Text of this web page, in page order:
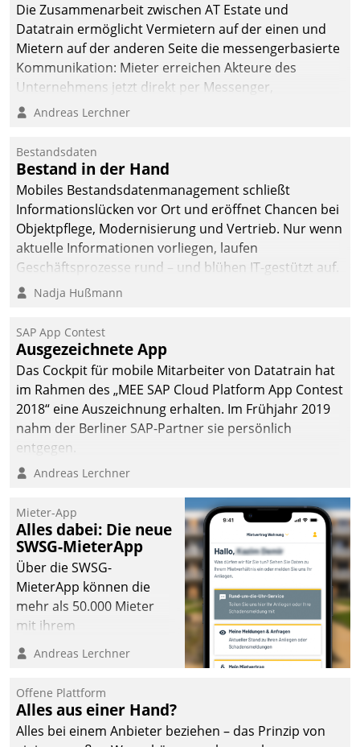
Die Zusammenarbeit zwischen AT Estate und
Datatrain ermöglicht Vermietern auf der einen und
Mietern auf der anderen Seite die messengerbasierte
Kommunikation: Mieter erreichen Akteure des
Unternehmens jetzt direkt per Messenger,
Mitarbeiter oder Dienstleister empfangen oder
Andreas Lerchner
Bestandsdaten
Bestand in der Hand
Mobiles Bestandsdatenmanagement schließt
Informationslücken vor Ort und eröffnet Chancen bei
Objektpflege, Modernisierung und Vertrieb. Nur wenn
aktuelle Informationen vorliegen, laufen
Geschäftsprozesse rund – und blühen IT-gestützt auf.
Nadja Hußmann
SAP App Contest
Ausgezeichnete App
Das Cockpit für mobile Mitarbeiter von Datatrain hat
im Rahmen des „MEE SAP Cloud Platform App Contest
2018“ eine Auszeichnung erhalten. Im Frühjahr 2019
nahm der Berliner SAP-Partner sie persönlich
entgegen.
Andreas Lerchner
Mieter-App
Alles dabei: Die neue
SWSG-MieterApp
Über die SWSG-
MieterApp können die
mehr als 50.000 Mieter
mit ihrem
Wohnungsunternehmen
kommunizieren, auf dem
einsehen und ändern
oder
Schadensmeldungen
Andreas Lerchner
Offene Plattform
Alles aus einer Hand?
Alles bei einem Anbieter beziehen – das Prinzip von